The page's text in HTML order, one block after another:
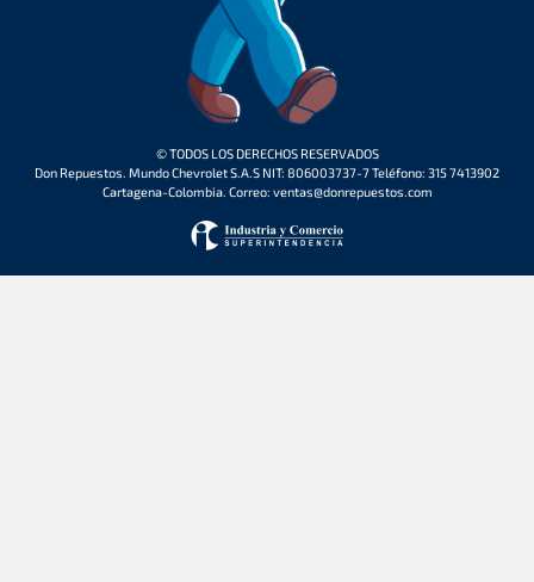
© TODOS LOS DERECHOS RESERVADOS
Don Repuestos. Mundo Chevrolet S.A.S NIT: 806003737-7 Teléfono: 315 7413902
Cartagena-Colombia. Correo: ventas@donrepuestos.com